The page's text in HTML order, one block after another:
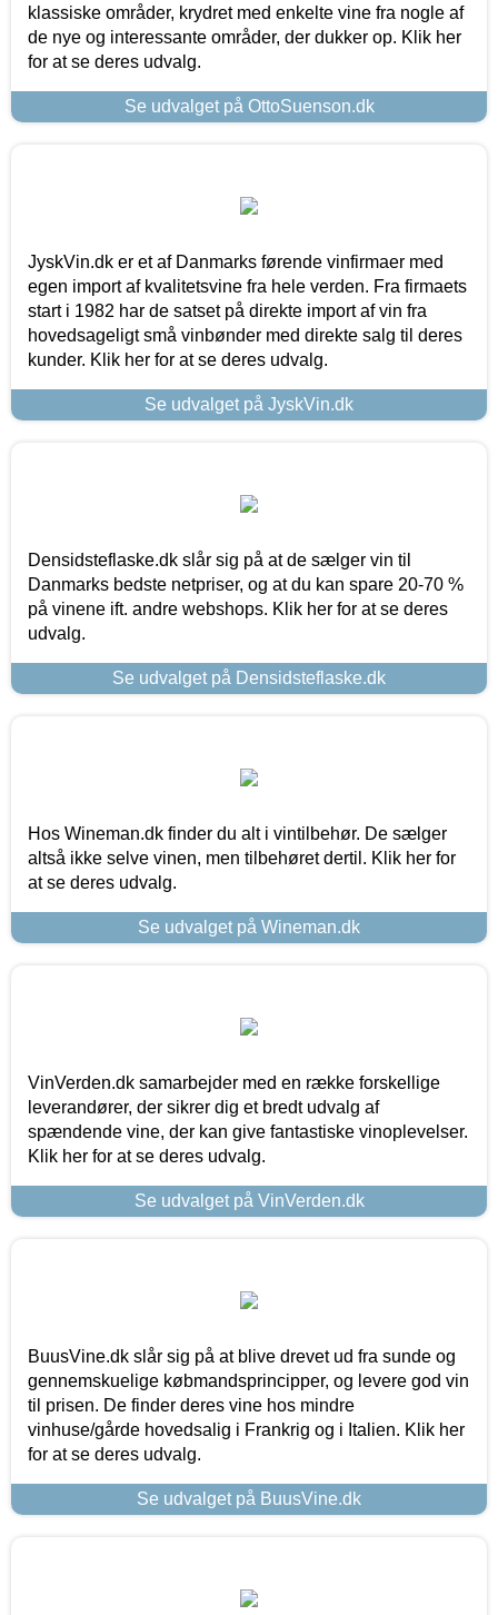
klassiske områder, krydret med enkelte vine fra nogle af
de nye og interessante områder, der dukker op. Klik her
for at se deres udvalg.
Se udvalget på OttoSuenson.dk
JyskVin.dk er et af Danmarks førende vinfirmaer med
egen import af kvalitetsvine fra hele verden. Fra firmaets
start i 1982 har de satset på direkte import af vin fra
hovedsageligt små vinbønder med direkte salg til deres
kunder. Klik her for at se deres udvalg.
Se udvalget på JyskVin.dk
Densidsteflaske.dk slår sig på at de sælger vin til
Danmarks bedste netpriser, og at du kan spare 20-70 %
på vinene ift. andre webshops. Klik her for at se deres
udvalg.
Se udvalget på Densidsteflaske.dk
Hos Wineman.dk finder du alt i vintilbehør. De sælger
altså ikke selve vinen, men tilbehøret dertil. Klik her for
at se deres udvalg.
Se udvalget på Wineman.dk
VinVerden.dk samarbejder med en række forskellige
leverandører, der sikrer dig et bredt udvalg af
spændende vine, der kan give fantastiske vinoplevelser.
Klik her for at se deres udvalg.
Se udvalget på VinVerden.dk
BuusVine.dk slår sig på at blive drevet ud fra sunde og
gennemskuelige købmandsprincipper, og levere god vin
til prisen. De finder deres vine hos mindre
vinhuse/gårde hovedsalig i Frankrig og i Italien. Klik her
for at se deres udvalg.
Se udvalget på BuusVine.dk